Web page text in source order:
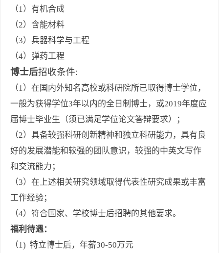
（1）有机合成
（2）含能材料
（3）兵器科学与工程
（4）弹药工程
博士后招收条件:
（1）在国内外知名高校或科研院所已取得博士学位，
一般为获得学位3年以内的全日制博士，或2019年度应
届博士毕业生（须已满足学位论文答辩要求）；
（2）具备较强科研创新精神和独立科研能力，具有良
好的发展潜能和较强的团队意识，较强的中英文写作
和交流能力；
（3）在上述相关研究领域取得代表性研究成果或丰富
工作经验；
（4）符合国家、学校博士后招聘的其他要求。
福利待遇：
（1) 特立博士后，年薪30-50万元